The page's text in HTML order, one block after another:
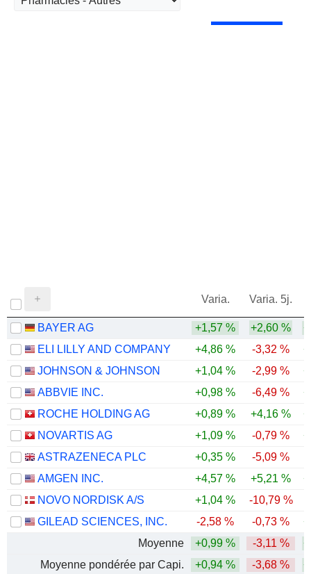
Varia. Varia. 5j.
BAYER AG +1,57 % +2,60 %
ELI LILLY AND COMPANY
+4,86 % -3,32 %
JOHNSON & JOHNSON
+1,04 % -2,99 %
ABBVIE INC.
+0,98 % -6,49 %
ROCHE HOLDING AG
+0,89 % +4,16 %
NOVARTIS AG
+1,09 % -0,79 %
ASTRAZENECA PLC
+0,35 % -5,09 %
AMGEN INC.
+4,57 % +5,21 %
NOVO NORDISK A/S
+1,04 % -10,79 %
GILEAD SCIENCES, INC.
-2,58 % -0,73 %
Moyenne
+0,99 % -3,11 %
Moyenne pondérée par Capi.
+0,94 % -3,68 %